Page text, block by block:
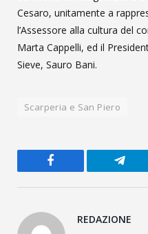
Cesaro, unitamente a
l’Assessore alla cultura del
Marta Cappelli, ed il
Sieve, Sauro Bani.
Scarperia e San Piero
Facebook
REDAZIONE